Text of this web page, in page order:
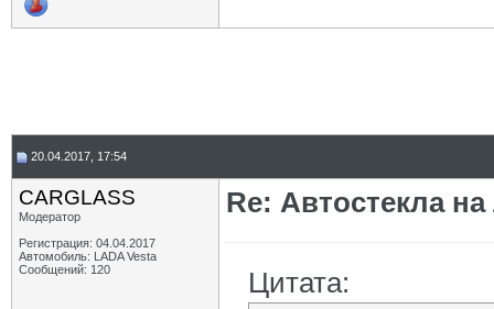
20.04.2017, 17:54
CARGLASS
Модератор
Регистрация: 04.04.2017
Автомобиль: LADA Vesta
Сообщений: 120
Re: Автостекла
Цитата: